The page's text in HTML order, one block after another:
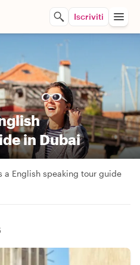
Iscriviti
in Dubai
a English speaking tour guide